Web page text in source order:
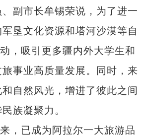
副市长牟锡荣说，为了进一
垦文化资源和塔河沙漠等自
，吸引更多疆内外大学生和
事业高质量发展。同时，来
自然风光，增进了彼此之间
族凝聚力。
，已成为阿拉尔一大旅游品